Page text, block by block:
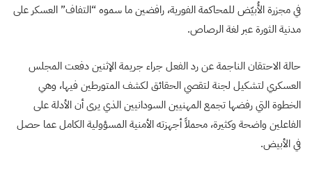
في مجزرة الأُبيّض للمحاكمة الفورية، رافضين ما سموه “التفاف” العسكر على
مدنية الثورة عبر لغة الرصاص.
حالة الاحتقان الناجمة عن رد الفعل جراء جريمة الإثنين دفعت المجلس
العسكري لتشكيل لجنة لتقصي الحقائق لكشف المتورطين فيها، وهي
الخطوة التي رفضها تجمع المهنيين السودانيين الذي يرى أن الأدلة على
الفاعلين واضحة وكثيرة، محملاً أجهزته الأمنية المسؤولية الكامل عما حصل
في الأبيض.